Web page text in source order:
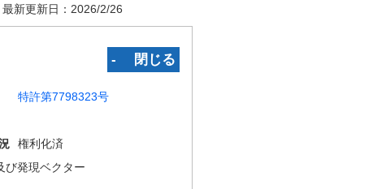
最新更新日： 2026/2/26
‐ 閉じる
特許第7798323号
権利化済
び発現ベクター